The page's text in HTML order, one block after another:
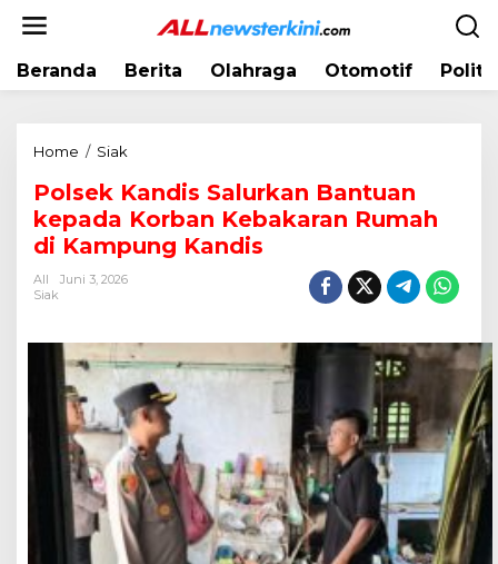
Beranda Berita Olahraga Otomotif
Home / Siak
l
e
d
i
s
S
a
l
u
r
k
a
Polsek Kandis Salurkan Bantuan
kepada Korban Kebakaran Rumah
di Kampung Kandis
All
Juni 3, 2026
Siak